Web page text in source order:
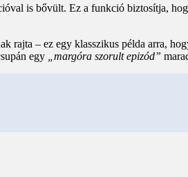
is bővült. Ez a funkció biztosítja,
rajta – ez egy klasszikus példa arra,
egy
„margóra szorult epizód”